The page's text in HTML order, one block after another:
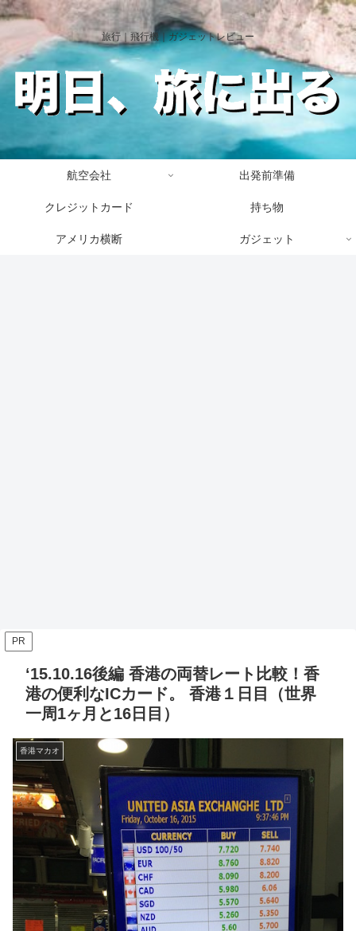
旅行｜飛行機｜ガジェットレビュー
航空会社 出発前準備
クレジットカード 持ち物
アメリカ横断 ガジェット
PR
‘15.10.16後編 香港の両替レート比較！香
港の便利なICカード。 香港１日目（世界
一周1ヶ月と16日目）
香港マカオ